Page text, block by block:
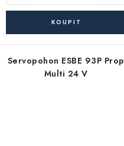
Servopohon ESBE 93P Prop
Multi 24 V